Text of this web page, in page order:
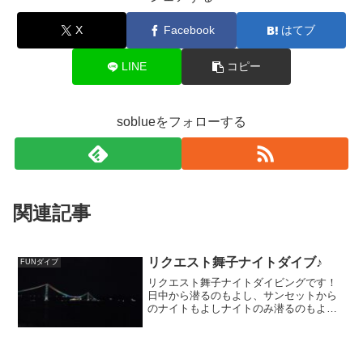
X Facebook はてブ
LINE コピー
soblueをフォローする
関連記事
FUNダイブ リクエスト舞子ナイトダイブ♪
リクエスト舞子ナイトダイビングです！
日中から潜るのもよし、サンセットから
のナイトもよしナイトのみ潜るのもよ